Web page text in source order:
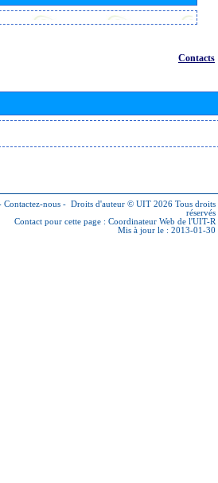
Contacts
Contactez-nous - Droits d'auteur © UIT 2026 Tous droits
réservés
Contact pour cette page : Coordinateur Web de l'UIT-R
Mis à jour le : 2013-01-30